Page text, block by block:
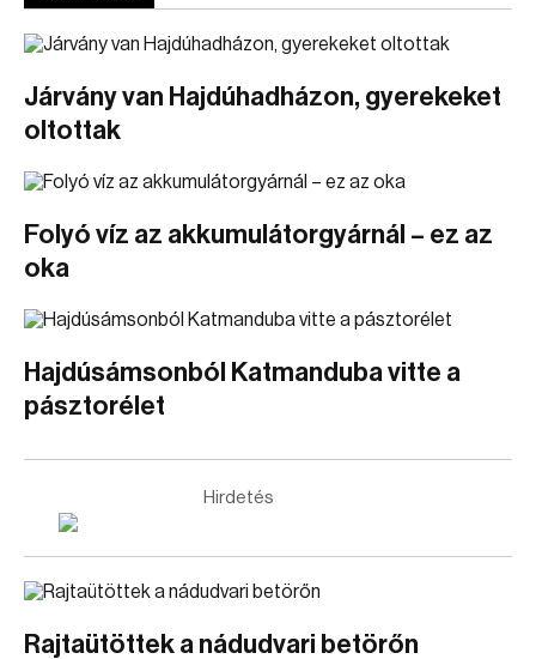
Járvány van Hajdúhadházon, gyerekeket
oltottak
Folyó víz az akkumulátorgyárnál – ez az
oka
Hajdúsámsonból Katmanduba vitte a
pásztorélet
Hirdetés
Rajtaütöttek a nádudvari betörőn